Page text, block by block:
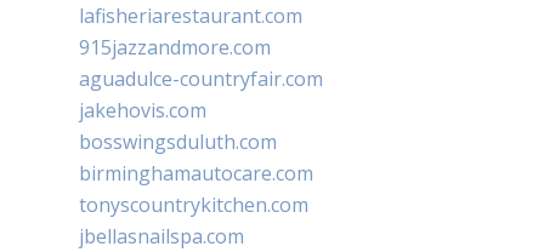
lafisheriarestaurant.com
915jazzandmore.com
aguadulce-countryfair.com
jakehovis.com
bosswingsduluth.com
birminghamautocare.com
tonyscountrykitchen.com
jbellasnailspa.com